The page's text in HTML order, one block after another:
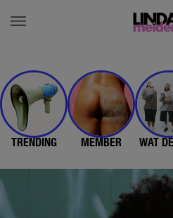
TRENDING MEMBER WAT